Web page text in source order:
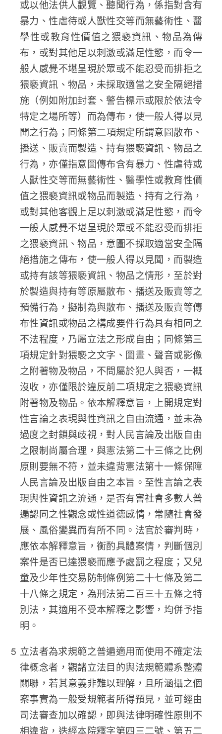
或以他法供人觀覽、聽聞行為，係指對含有
暴力、性虐待或人獸性交等而無藝術性、醫
學性或教育性價值之猥褻資訊、物品為傳
布，或對其他足以刺激或滿足性慾，而令一
般人感覺不堪呈現於眾或不能忍受而排拒之
猥褻資訊、物品，未採取適當之安全隔絕措
施（例如附加封套、警告標示或限於依法令
特定之場所等）而為傳布，使一般人得以見
聞之行為；同條第二項規定所謂意圖散布、
播送、販賣而製造、持有猥褻資訊、物品之
行為，亦僅指意圖傳布含有暴力、性虐待或
人獸性交等而無藝術性、醫學性或教育性價
值之猥褻資訊或物品而製造、持有之行為，
或對其他客觀上足以刺激或滿足性慾，而令
一般人感覺不堪呈現於眾或不能忍受而排拒
之猥褻資訊、物品，意圖不採取適當安全隔
絕措施之傳布，使一般人得以見聞，而製造
或持有該等猥褻資訊、物品之情形，至於對
於製造與持有等原屬散布、播送及販賣等之
預備行為，擬制為與散布、播送及販賣等傳
布性資訊或物品之構成要件行為具有相同之
不法程度，乃屬立法之形成自由；同條第三
項規定針對猥褻之文字、圖畫、聲音或影像
之附著物及物品，不問屬於犯人與否，一概
沒收，亦僅限於違反前二項規定之猥褻資訊
附著物及物品。依本解釋意旨，上開規定對
性言論之表現與性資訊之自由流通，並未為
過度之封鎖與歧視，對人民言論及出版自由
之限制尚屬合理，與憲法第二十三條之比例
原則要無不符，並未違背憲法第十一條保障
人民言論及出版自由之本旨。至性言論之表
現與性資訊之流通，是否有害社會多數人普
遍認同之性觀念或性道德感情，常隨社會發
展、風俗變異而有所不同。法官於審判時，
應依本解釋意旨，衡酌具體案情，判斷個別
案件是否已達猥褻而應予處罰之程度；又兒
童及少年性交易防制條例第二十七條及第二
十八條之規定，為刑法第二百三十五條之特
別法，其適用不受本解釋之影響，均併予指
明。
立法者為求規範之普遍適用而使用不確定法
律概念者，觀諸立法目的與法規範體系整體
關聯，若其意義非難以理解，且所涵攝之個
案事實為一般受規範者所得預見，並可經由
司法審查加以確認，即與法律明確性原則不
相違背，迭經本院釋字第四三二號、第五二